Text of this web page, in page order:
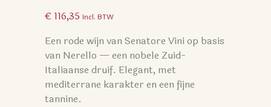
€ 116,35 Incl. BTW
Een rode wijn van Senatore Vini op basis
van Nerello — een nobele Zuid-
Italiaanse druif. Elegant, met
mediterrane karakter en een fijne
tannine.